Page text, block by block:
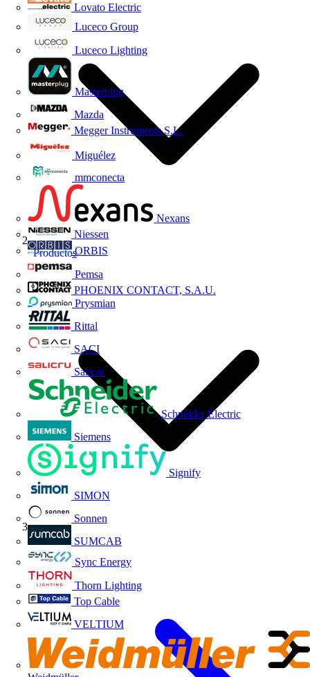
Lovato Electric
Luceco Group
Luceco Lighting
Masterplug
Mazda
Megger Instruments S.L.
Miguélez
mmconecta
Nexans
Niessen
ORBIS
Pemsa
PHOENIX CONTACT, S.A.U.
Prysmian
Rittal
SACI
Salicru
Schneider Electric
Siemens
Signify
SIMON
Sonnen
SUMCAB
Sync Energy
Thorn Lighting
Top Cable
VELTIUM
Productos
ABB